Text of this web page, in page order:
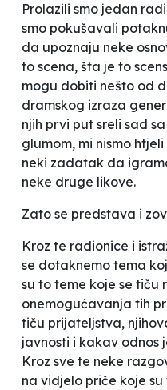
Prolazili smo jedan
smo pokušavali
da upoznaju neke
to scena, šta je to
mogu dobiti nešto od
dramskog izraza
njih prvi put sreli sad
glumom, mi nismo
neki zadatak da
neke druge likove.
Zato se predstava i
Kroz te radionice i
se dotaknemo tema
su to teme koje se tiču
onemogućavanja tih
tiču prijateljstva,
javnosti i kakav odnos
Kroz sve te neke
na vidjelo priče koje